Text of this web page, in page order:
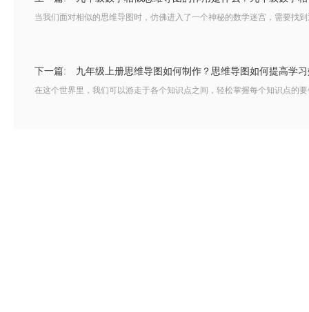
当我们面对相似的思维导图时，仿佛进入了一个神秘的数学迷宫，需要找
下一篇: 九年级上册思维导图如何制作？思维导图如何提高学
在这个世界里，我们可以游走于各个知识点之间，轻松掌握每个知识点的